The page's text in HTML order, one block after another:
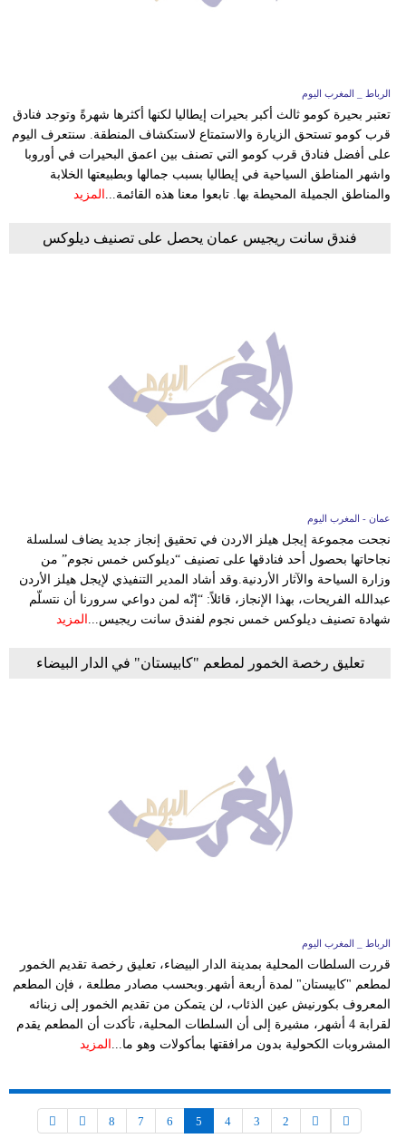
الرباط _ المغرب اليوم
تعتبر بحيرة كومو ثالث أكبر بحيرات إيطاليا لكنها أكثرها شهرةً وتوجد فنادق
قرب كومو تستحق الزيارة والاستمتاع لاستكشاف المنطقة. سنتعرف اليوم
على أفضل فنادق قرب كومو التي تصنف بين اعمق البحيرات في أوروبا
واشهر المناطق السياحية في إيطاليا بسبب جمالها وبطبيعتها الخلابة
والمناطق الجميلة المحيطة بها. تابعوا معنا هذه القائمة...
المزيد
فندق سانت ريجيس عمان يحصل على تصنيف ديلوكس
عمان - المغرب اليوم
نجحت مجموعة إيجل هيلز الاردن في تحقيق إنجاز جديد يضاف لسلسلة
نجاحاتها بحصول أحد فنادقها على تصنيف “ديلوكس خمس نجوم” من
وزارة السياحة والآثار الأردنية.وقد أشاد المدير التنفيذي لإيجل هيلز الأردن
عبدالله الفريحات، بهذا الإنجاز، قائلاً: “إنّه لمن دواعي سرورنا أن نتسلّم
شهادة تصنيف ديلوكس خمس نجوم لفندق سانت ريجيس... المزيد
تعليق رخصة الخمور لمطعم "كابيستان" في الدار البيضاء
الرباط _ المغرب اليوم
قررت السلطات المحلية بمدينة الدار البيضاء، تعليق رخصة تقديم الخمور
لمطعم "كابيستان" لمدة أربعة أشهر.وبحسب مصادر مطلعة ، فإن المطعم
المعروف بكورنيش عين الذئاب، لن يتمكن من تقديم الخمور إلى زبنائه
لقرابة 4 أشهر، مشيرة إلى أن السلطات المحلية، تأكدت أن المطعم يقدم
المشروبات الكحولية بدون مرافقتها بمأكولات وهو ما... المزيد
2
3
4
5
6
7
8